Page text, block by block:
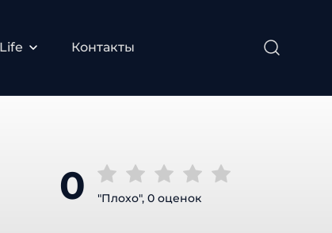
Контакты
0 "Плохо", 0 оценок